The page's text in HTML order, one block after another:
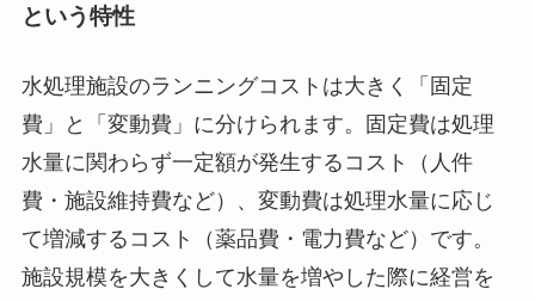
という特性
水処理施設のランニングコストは大きく「固定
費」と「変動費」に分けられます。固定費は処理
水量に関わらず一定額が発生するコスト（人件
費・施設維持費など）、変動費は処理水量に応じ
て増減するコスト（薬品費・電力費など）です。
施設規模を大きくして水量を増やした際に経営を